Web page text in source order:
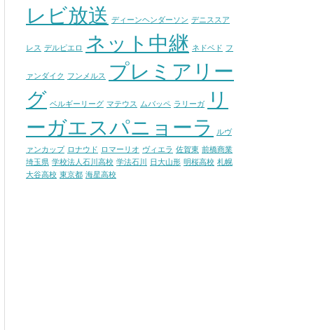
レビ放送 ディーンヘンダーソン デニススア
レス デルピエロ ネット中継 ネドベド フ
ァンダイク フンメルス
プレミアリー
グ ベルギーリーグ マテウス ムバッペ ラリーガ
リ
ーガエスパニョーラ
ルヴ
ァンカップ ロナウド ロマーリオ ヴィエラ 佐賀東 前橋商業
埼玉県 学校法人石川高校 学法石川 日大山形 明桜高校 札幌
大谷高校 東京都 海星高校